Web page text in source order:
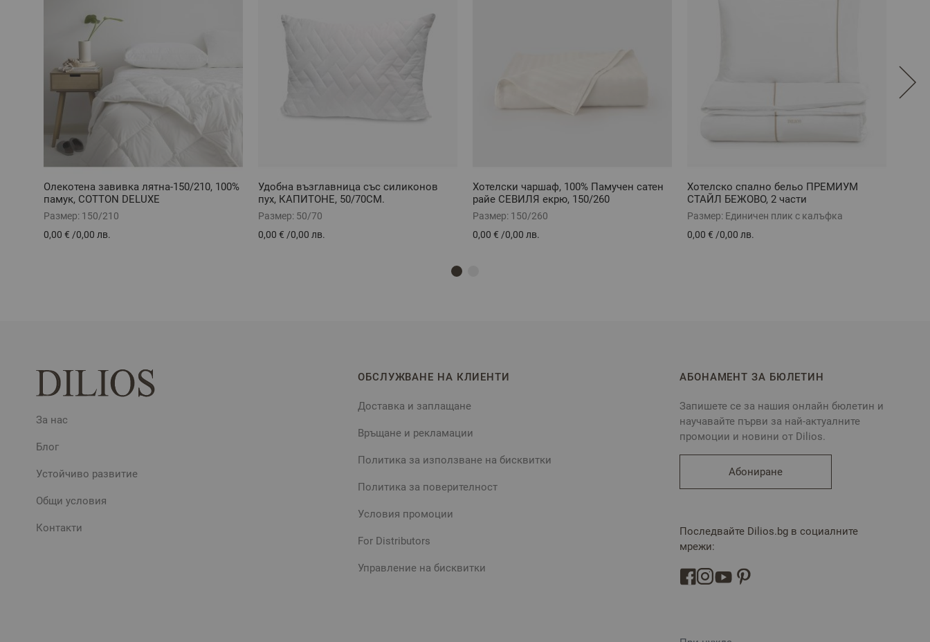
Олекотена завивка лятна-150/210, 100%
памук, COTTON DELUXE
Размер: 150/210
0,00 € /0,00 лв.
Удобна възглавница със силиконов
пух, КАПИТОНЕ, 50/70СМ.
Размер: 50/70
0,00 € /0,00 лв.
Хотелски чаршаф, 100% Памучен сатен
райе СЕВИЛЯ екрю, 150/260
Размер: 150/260
0,00 € /0,00 лв.
Хотелско спално бельо ПРЕМИУМ
СТАЙЛ БЕЖОВО, 2 части
Размер: Единичен плик с калъфка
0,00 € /0,00 лв.
За нас
Блог
Устойчиво развитие
Общи условия
Контакти
ОБСЛУЖВАНЕ НА КЛИЕНТИ
Доставка и заплащане
Връщане и рекламации
Политика за използване на бисквитки
Политика за поверителност
Условия промоции
For Distributors
Управление на бисквитки
АБОНАМЕНТ ЗА БЮЛЕТИН
Запишете се за нашия онлайн бюлетин и
научавайте първи за най-актуалните
промоции и новини от Dilios.
Абониране
Последвайте Dilios.bg в социалните
мрежи: